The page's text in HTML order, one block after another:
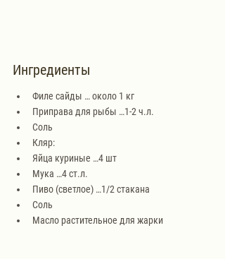
Ингредиенты
Филе сайды … около 1 кг
Приправа для рыбы …1-2 ч.л.
Соль
Кляр:
Яйца куриные …4 шт
Мука …4 ст.л.
Пиво (светлое) …1/2 стакана
Соль
Масло растительное для жарки